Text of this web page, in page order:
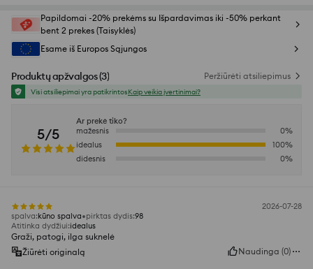
Papildomai -20% prekėms su Išpardavimas iki -50% perkant
bent 2 prekes (Taisyklės)
Esame iš Europos Sąjungos
Produktų apžvalgos(3) Peržiūrėti atsiliepimus
Visi atsiliepimai yra patikrintosKaip veikia įvertinimai?
5/5
Ar prekė tiko?
mažesnis
0%
idealus
100%
didesnis
0%
2026-07-28
spalva:kūno spalva pirktas dydis:98
Atitinka dydžiui:idealus
Graži, patogi, ilga suknelė
Žiūrėti originalą
Naudinga (0)